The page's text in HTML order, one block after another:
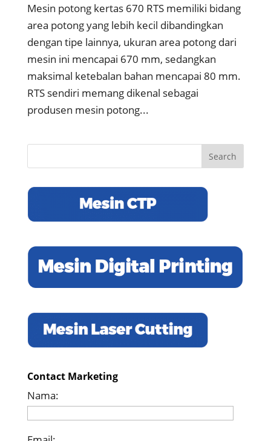
Mesin potong kertas 670 RTS memiliki bidang
area potong yang lebih kecil dibandingkan
dengan tipe lainnya, ukuran area potong dari
mesin ini mencapai 670 mm, sedangkan
maksimal ketebalan bahan mencapai 80 mm.
RTS sendiri memang dikenal sebagai
produsen mesin potong...
Contact Marketing
Nama: